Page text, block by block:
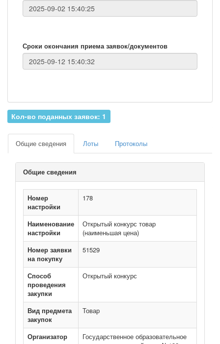
Сроки окончания приема заявок/документов
Кол-во поданных заявок: 1
Общие сведения Лоты Протоколы
Общие сведения
Номер
настройки
178
Наименование
настройки
Открытый конкурс товар
(наименьшая цена)
Номер заявки
на покупку
51529
Способ
проведения
закупки
Открытый конкурс
Вид предмета
закупок
Товар
Организатор
Государственное образовательное